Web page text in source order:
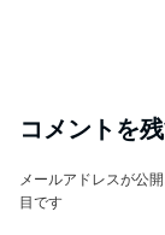
コメントを
メールアドレスが公
目です